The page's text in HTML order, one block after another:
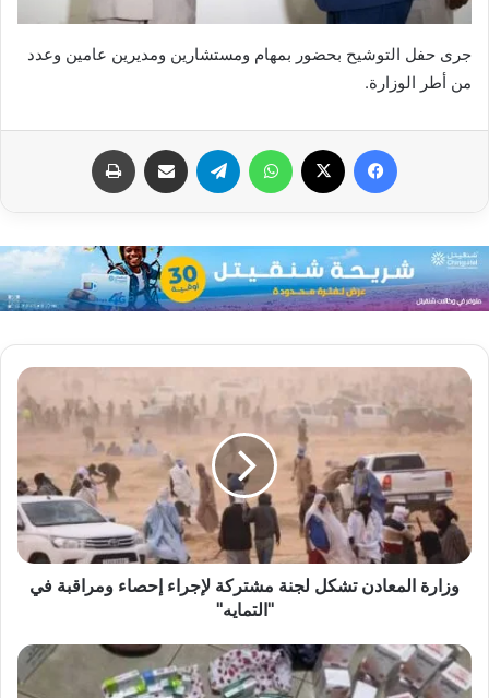
جرى حفل التوشيح بحضور بمهام ومستشارين ومديرين عامين وعدد
من أطر الوزارة.
فيسبوك واتساب تيلقرام مشاركة عبر البريد
وزارة المعادن تشكل لجنة مشتركة لإجراء إحصاء ومراقبة في
"التمايه"